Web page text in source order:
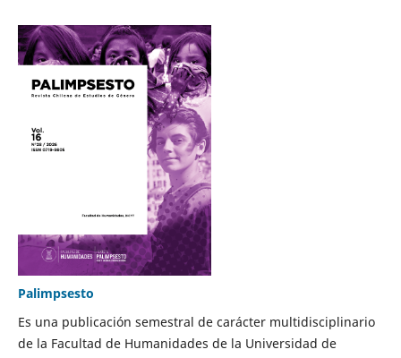
Palimpsesto
Es una publicación semestral de carácter multidisciplinario
de la Facultad de Humanidades de la Universidad de